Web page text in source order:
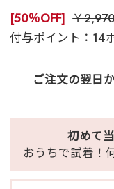
[50％OFF] ￥
付与ポイント：14
ご注文の翌日
初めて
おうちで試着！